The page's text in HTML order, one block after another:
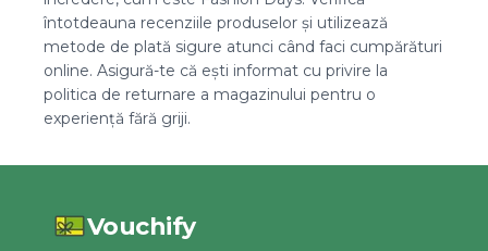
întotdeauna recenziile produselor și utilizează
metode de plată sigure atunci când faci cumpărături
online. Asigură-te că ești informat cu privire la
politica de returnare a magazinului pentru o
experiență fără griji.
Vouchify